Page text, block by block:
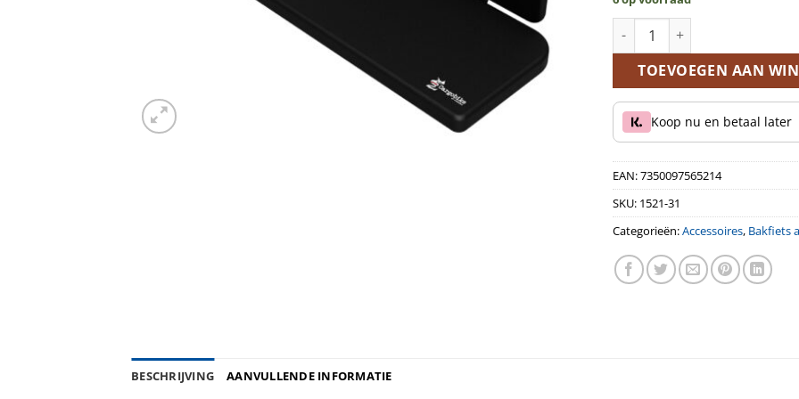
Kussen voor de voorbank
TOEVOEGEN AAN
Koop nu en betaal later
EAN:7350097565214
SKU: 1521-31
Categorieën:Accessoires, Bakfiets
BESCHRIJVING AANVULLENDE INFORMATIE